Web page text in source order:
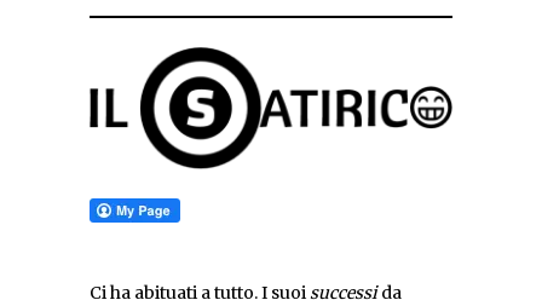
Ci ha abituati a tutto. I suoi successida